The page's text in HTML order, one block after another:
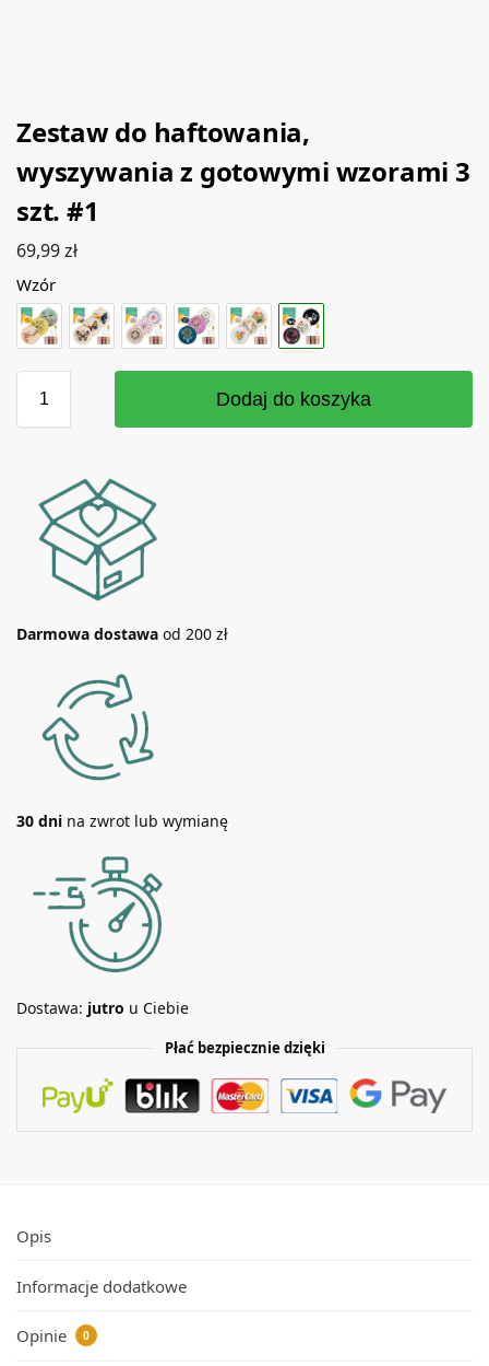
Zestaw do haftowania,
wyszywania z gotowymi wzorami 3
szt. #1
69,99zł
Wzór
Dodaj do koszyka
Darmowa dostawa od 200 zł
30 dni na zwrot lub wymianę
Dostawa: jutro u Ciebie
Płać bezpiecznie dzięki
Opis
Informacje dodatkowe
Opinie 0